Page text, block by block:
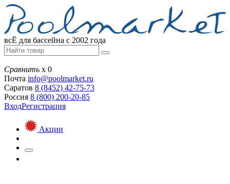
всЁ для бассейна с 2002 года
Сравнить х 0
Почта info@poolmarket.ru
Саратов 8 (8452) 42-75-73
Россия 8 (800) 200-20-85
ВходРегистрация
Акции